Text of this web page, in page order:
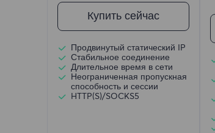
Купить сейчас
Продвинутый статический IP
Стабильное соединение
Длительное время в сети
Неограниченная пропускная
способность и сессии
HTTP(S)/SOCKS5